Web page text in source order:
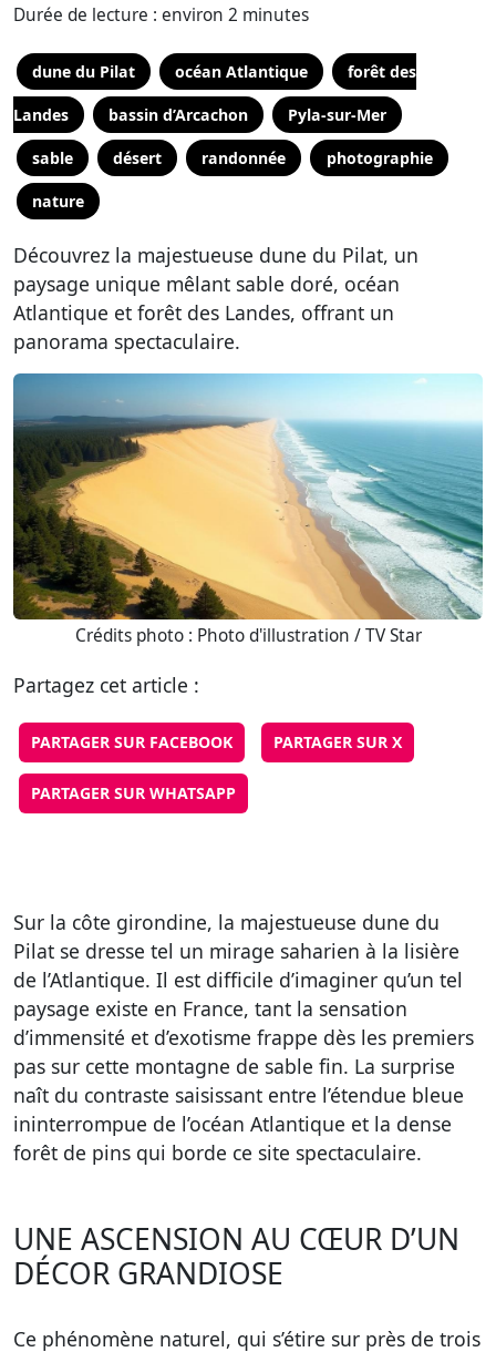
Durée de lecture : environ 2 minutes
dune du Pilat océan Atlantique forêt des
Landes bassin d’Arcachon Pyla-sur-Mer
sable désert randonnée photographie
nature
Découvrez la majestueuse dune du Pilat, un
paysage unique mêlant sable doré, océan
Atlantique et forêt des Landes, offrant un
panorama spectaculaire.
Crédits photo : Photo d'illustration / TV Star
Partagez cet article :
PARTAGER SUR FACEBOOK PARTAGER SUR X
PARTAGER SUR WHATSAPP
Sur la côte girondine, la majestueuse dune du
Pilat se dresse tel un mirage saharien à la lisière
de l’Atlantique. Il est difficile d’imaginer qu’un tel
paysage existe en France, tant la sensation
d’immensité et d’exotisme frappe dès les premiers
pas sur cette montagne de sable fin. La surprise
naît du contraste saisissant entre l’étendue bleue
ininterrompue de l’océan Atlantique et la dense
forêt de pins qui borde ce site spectaculaire.
UNE ASCENSION AU CŒUR D’UN
DÉCOR GRANDIOSE
Ce phénomène naturel, qui s’étire sur près de trois